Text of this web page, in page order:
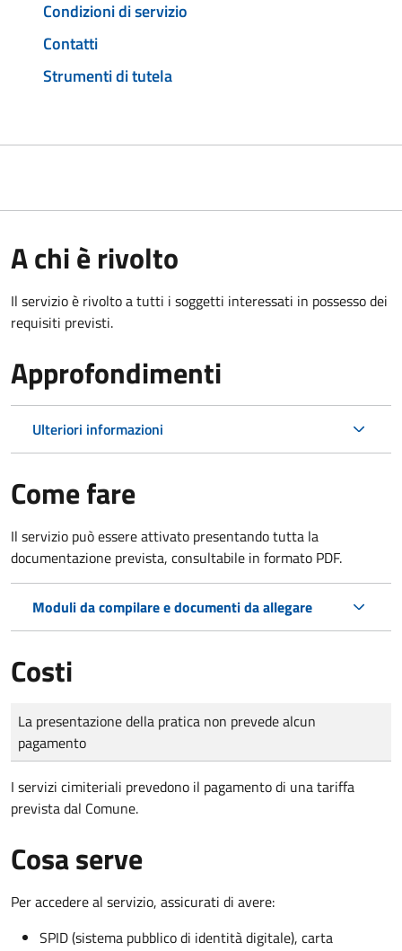
Condizioni di servizio
Contatti
Strumenti di tutela
A chi è rivolto
Il servizio è rivolto a tutti i soggetti interessati in possesso dei
requisiti previsti.
Approfondimenti
Ulteriori informazioni
Come fare
Il servizio può essere attivato presentando tutta la
documentazione prevista, consultabile in formato PDF.
Moduli da compilare e documenti da allegare
Costi
Tipo di pagamento
Importo
La presentazione della pratica non prevede alcun
pagamento
I servizi cimiteriali prevedono il pagamento di una tariffa
prevista dal Comune.
Cosa serve
Per accedere al servizio, assicurati di avere:
SPID (sistema pubblico di identità digitale), carta